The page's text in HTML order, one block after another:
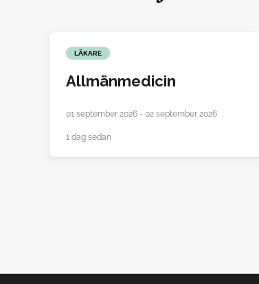
LÄKARE
Allmänmedicin
01 september 2026 - 02 september 2026
1 dag sedan